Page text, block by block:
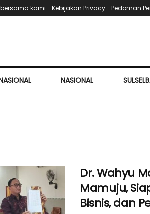
bersama kami Kebijakan Privacy Pedoman
NASIONAL
Dr. Wahyu
Mamuju,
Bisnis, dan